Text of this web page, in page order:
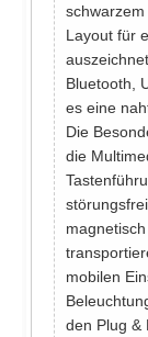
Layout für
Bluetooth,
es eine
Die
die
mobilen
den Plug &